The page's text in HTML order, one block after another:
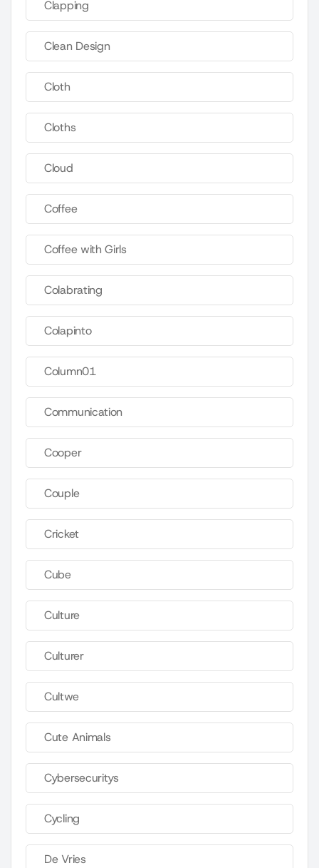
Clapping
Clean Design
Cloth
Cloths
Cloud
Coffee
Coffee with Girls
Colabrating
Colapinto
Column01
Communication
Cooper
Couple
Cricket
Cube
Culture
Culturer
Cultwe
Cute Animals
Cybersecuritys
Cycling
De Vries